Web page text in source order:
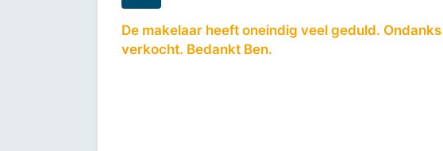
De makelaar heeft oneindig veel geduld.
verkocht. Bedankt Ben.